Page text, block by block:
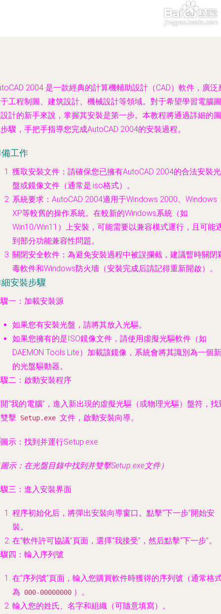
2004 是一款經典的計算機輔助設計（CAD）軟件，廣泛
工程制圖、建筑設計、機械設計等領域。對于希望學習電腦圖
計的新手來說，掌握其安裝是第一步。本教程將通過詳細的圖
驟，手把手指導您完成AutoCAD 2004的安裝過程。
工作
獲取安裝文件 ：請確保您已擁有AutoCAD 2004的合法安裝光
盤或鏡像文件（通常是.iso格式）。
系統要求 ：AutoCAD 2004適用于Windows 2000、Windows
XP等較舊的操作系統。在較新的Windows系統（如
Win10/Win11）上安裝，可能需要以兼容模式運行，且可能
到部分功能兼容性問題。
關閉安全軟件 ：為避免安裝過程中被誤攔截，建議暫時關閉
毒軟件和Windows防火墻（安裝完成后請記得重新開啟）。
安裝步驟
一：加載安裝源
如果您有安裝光盤，請將其放入光驅。
如果您擁有的是ISO鏡像文件，請使用虛擬光驅軟件（如
DAEMON Tools Lite）加載該鏡像，系統會將其識別為一個新
的光盤驅動器。
二：啟動安裝程序
“我的電腦”，進入新出現的虛擬光驅（或物理光驅）盤符，找
擊 Setup.exe 文件，啟動安裝向導。
示：在光盤目錄中找到并雙擊Setup.exe文件）
三：進入安裝界面
程序初始化后，將彈出安裝向導窗口。點擊“下一步”開始安
裝。
在“軟件許可協議”頁面，選擇“我接受”，然后點擊“下一步”。
四：輸入序列號
在“序列號”頁面，輸入您購買軟件時獲得的序列號（通常格
為
000-00000000 ）。
輸入您的姓氏、名字和組織（可隨意填寫）。